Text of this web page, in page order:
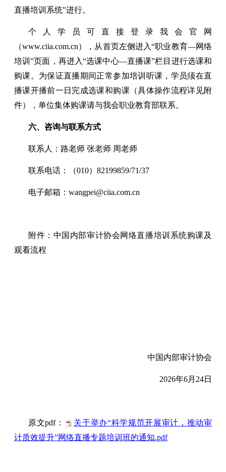
直播培训系统”进行。
个人学员可直接登录我会官网
（www.ciia.com.cn），从首页左侧进入“职业教育—网络
培训”页面，再进入“选课中心—直播课”栏目进行选课和
购课。为保证直播期间正常参加培训听课，学员须在直
播课开播前一日完成选课和购课（具体操作流程详见附
件），单位集体购课请与我会职业教育部联系。
六、咨询与联系方式
联系人：路老师 张老师 周老师
联系电话：（010）82199859/71/37
电子邮箱：wangpei@ciia.com.cn
附件：中国内部审计协会网络直播培训系统购课及
观看流程
中国内部审计协会
2026年6月24日
原文pdf：
关于举办“科学规范开展审计，推动审
计质效提升”网络直播专题培训班的通知.pdf